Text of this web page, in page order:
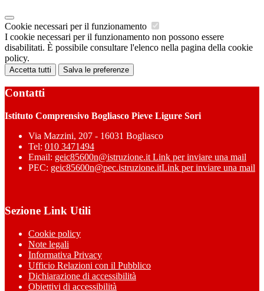
Cookie necessari per il funzionamento
I cookie necessari per il funzionamento non possono essere
disabilitati. È possibile consultare l'elenco nella pagina della cookie
policy.
Accetta tutti Salva le preferenze
Contatti
Istituto Comprensivo Bogliasco Pieve Ligure Sori
Via Mazzini, 207 - 16031 Bogliasco
Tel: 010 3471494
Email: geic85600n@istruzione.it Link per inviare una mail
PEC: geic85600n@pec.istruzione.itLink per inviare una mail
Sezione Link Utili
Cookie policy
Note legali
Informativa Privacy
Ufficio Relazioni con il Pubblico
Dichiarazione di accessibilità
Obiettivi di accessibilità